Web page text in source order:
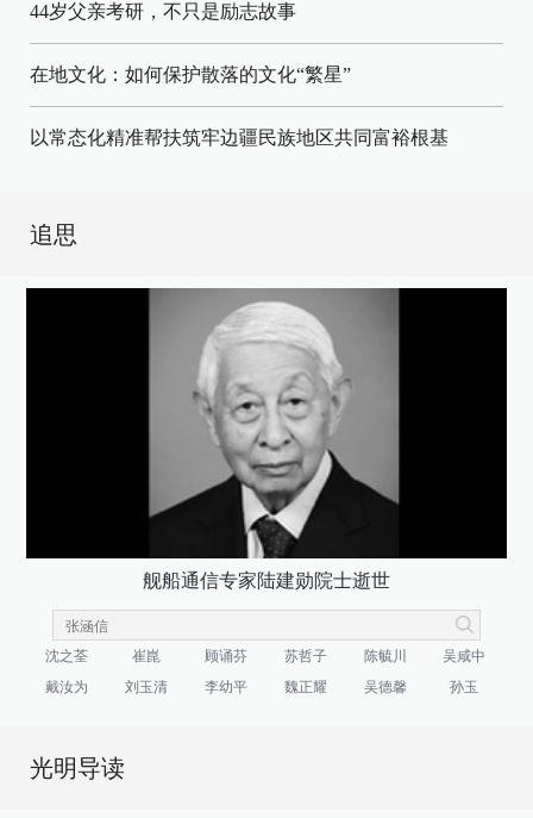
44岁父亲考研，不只是励志故事
在地文化：如何保护散落的文化“繁星”
以常态化精准帮扶筑牢边疆民族地区共同富裕根基
追思
舰船通信专家陆建勋院士逝世
沈之荃 崔崑 顾诵芬 苏哲子 陈毓川
吴咸中
戴汝为
刘玉清 李幼平 魏正耀 吴德馨 孙玉
光明导读